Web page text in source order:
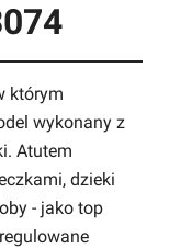
którym
wykonany z
Atutem
dzieki
- jako top